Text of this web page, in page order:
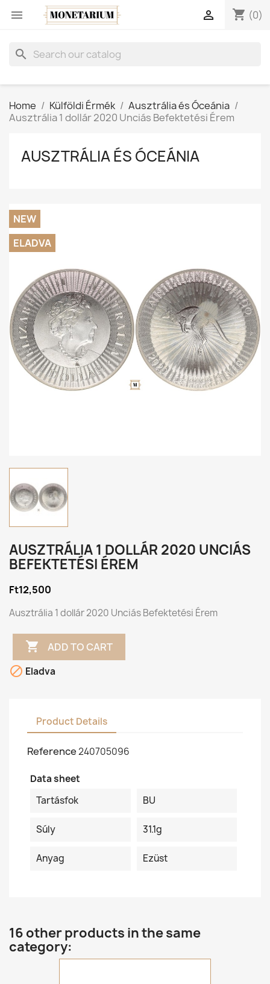
 shopping_cart (0)

search
Home Külföldi Érmék
Ausztrália és Óceánia
Ausztrália 1 dollár 2020 Unciás Befektetési Érem
AUSZTRÁLIA ÉS ÓCEÁNIA
NEW
ELADVA
AUSZTRÁLIA 1 DOLLÁR 2020 UNCIÁS
BEFEKTETÉSI ÉREM
Ft12,500
Ausztrália 1 dollár 2020 Unciás Befektetési Érem
 ADD TO CART
 Eladva
Product Details
Reference240705096
Data sheet
Tartásfok
BU
Súly 31.1g
Anyag Ezüst
16 other products in the same
category: